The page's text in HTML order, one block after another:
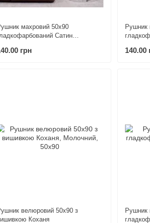
махровий 50х90
Сатин
грн
Рушник
140.00
велюровий 50х90 з
Коханя
Рушник